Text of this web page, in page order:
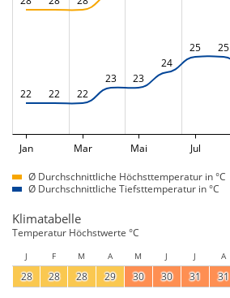
22 22 22
23 23
24
25
25
Jan Mar Mai Jul
Ø Durchschnittliche Höchsttemperatur in °C
Ø Durchschnittliche Tiefsttemperatur in °C
Klimatabelle
Temperatur Höchstwerte °C
J F M A M J J A
28 28 28 29 30 30 31 31